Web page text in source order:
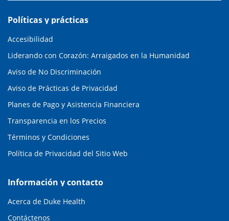
Políticas y prácticas
Accesibilidad
Liderando con Corazón: Arraigados en la Humanidad
Aviso de No Discriminación
Aviso de Prácticas de Privacidad
Planes de Pago y Asistencia Financiera
Transparencia en los Precios
Términos y Condiciones
Política de Privacidad del Sitio Web
Información y contacto
Acerca de Duke Health
Contáctenos